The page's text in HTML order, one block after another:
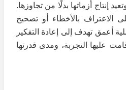
إنتاج أزماتها بدلًا من تجاوزها.
الاعتراف بالأخطاء أو تصحيح
أعمق تهدف إلى إعادة التفكير
عليها التجربة، ومدى قدرتها